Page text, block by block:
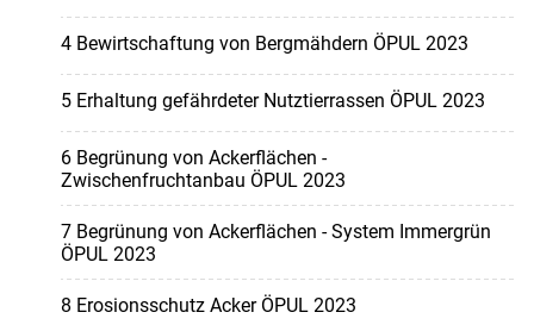
4 Bewirtschaftung von Bergmähdern ÖPUL 2023
5 Erhaltung gefährdeter Nutztierrassen ÖPUL 2023
6 Begrünung von Ackerflächen -
Zwischenfruchtanbau ÖPUL 2023
7 Begrünung von Ackerflächen - System Immergrün
ÖPUL 2023
8 Erosionsschutz Acker ÖPUL 2023